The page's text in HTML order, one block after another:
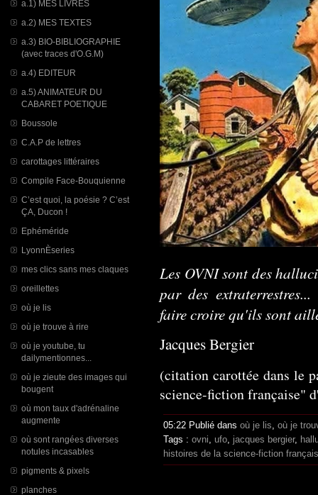
a.1) MES LIVRES
a.2) MES TEXTES
a.3) BIO-BIBLIOGRAPHIE
(avec traces d'O.G.M)
a.4) EDITEUR
a.5) ANIMATEUR DU
CABARET POETIQUE
Boussole
C.A.P de lettres
carottages littéraires
Compile Face-Bouquienne
C’est quoi, la poésie ? C’est
ÇA, Ducon !
Ephéméride
LyonnÈseries
mes clics sans mes claques
oreillettes
où je lis
où je trouve à rire
où je youtube, tu
dailymentionnes...
où je zieute des images qui
bougent
où mon taux d'adrénaline
augmente
où sont rangées diverses
notules incasables
pigments & pixels
planches
Les OVNI sont des
par des
faire croire qu'ils sont
Jacques Bergier
(citation carottée dans le
science-fiction française"
05:22 Publié dans où je lis, où je
Tags : ovni, ufo, jacques bergier,
histoires de la science-fiction